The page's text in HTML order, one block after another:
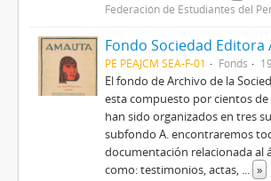
Federación de Estudiantes del
Fondo Sociedad Editora
PE PEAJCM SEA-F-01 Fonds
El fondo de Archivo de la
esta compuesto por cientos
han sido organizados en tres
subfondo A. encontraremos
documentación relacionada al
como: testimonios, actas, ... »